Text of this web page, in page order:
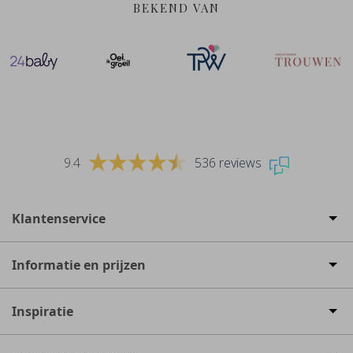
BEKEND VAN
9.4 536 reviews
Klantenservice
Informatie en prijzen
Inspiratie